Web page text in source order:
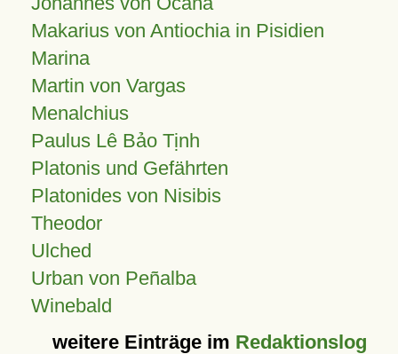
Makarius von Antiochia in Pisidien
Marina
Martin von Vargas
Menalchius
Paulus Lê Bảo Tịnh
Platonis und Gefährten
Platonides von Nisibis
Theodor
Ulched
Urban von Peñalba
Winebald
weitere Einträge im Redaktionslog